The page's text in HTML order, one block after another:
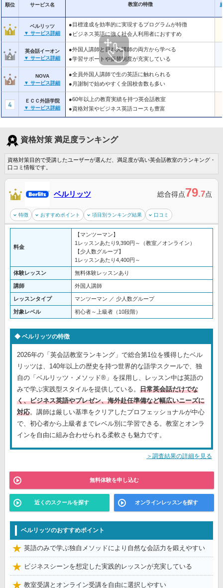
順位 サービス名 教室の特徴
ベルリッツ
▼ サービス詳細
●目標達成を効率的に実現するプログラムが特徴
●ビジネス英語に強く社会人利用者におすすめ
英会話イーオン
▼ サービス詳細
●外国人講師と日本人講師の両方から学べる
●学習サポートや振替制度が充実している
NOVA
▼ サービス詳細
●全員外国人講師で生の英語に触れられる
●月謝制で始めやすく全国校舎数も多い
ＥＣＣ外語学院
▼ サービス詳細
●60年以上の教育実績を持つ英会話教室
●資格対策やビジネス英語コースも豊富
資格対策 満足度ランキング
資格対策目的で受講したユーザーが選んだ、満足度が高い英会話教室のランキング・
口コミ情報です。
ベルリッツ 総合得点79.7点
特徴 おすすめポイント 項目別ランキング結果 口コミ
料金
【マンツーマン】
1レッスンあたり9,390円～（教室／オンライン）
【少人数グループ】
1レッスンあたり4,400円～
体験レッスン 無料体験レッスンあり
講師 外国人講師
レッスンタイプ マンツーマン ／ 少人数グループ
対象レベル 初心者～上級者（10段階）
ベルリッツの特徴
2026年の「英会話教室ランキング」で総合第1位を獲得したベル
リッツは、140年以上の歴史を持つ世界的な語学スクールで、独
自の「ベルリッツ・メソッド®」を採用し、レッスン中は英語の
みで学ぶ実践型スタイルを提供している。 日常英会話だけでな
く、ビジネス英語やプレゼン、海外赴任準備など幅広いニーズに
対応。講師は厳しい基準をクリアしたプロフェッショナルが中心
で、初心者から上級者までレベル別に学習できる。教室とオンラ
インを自由に組み合わせられる柔軟さも魅力です。
＞調査結果の詳細を見る
無料体験を申し込む
近くのスクールを探す オンラインレッスンを探す
ベルリッツのおすすめポイント
英語のみで学ぶ独自メソッドにより自然な会話力を鍛えやすい
ビジネスシーンを想定した実践的レッスンが充実している
教室受講とオンライン受講を自由に選択しやすい